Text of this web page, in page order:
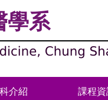
學系
介紹 課程資